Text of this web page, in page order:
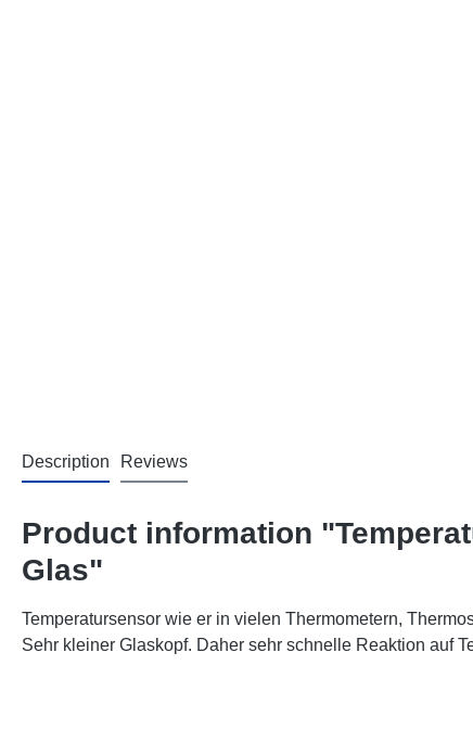
Description Reviews
Product information
Glas"
Temperatursensor wie er in vielen Thermometern,
Sehr kleiner Glaskopf. Daher sehr schnelle Reaktion auf